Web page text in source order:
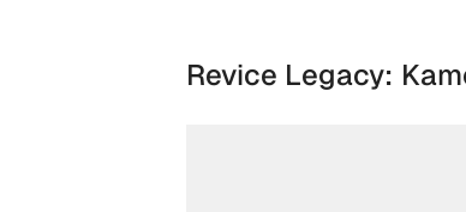
Revice Legacy: